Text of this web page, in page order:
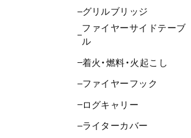
グリルブリッジ
ファイヤーサイドテーブ
ル
着火・燃料・火起こし
ファイヤーフック
ログキャリー
ライターカバー